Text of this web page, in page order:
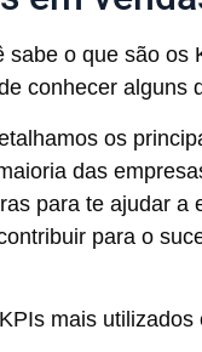
sabe o que são os
conhecer alguns
os
das
para te ajudar a
para o
mais utilizados